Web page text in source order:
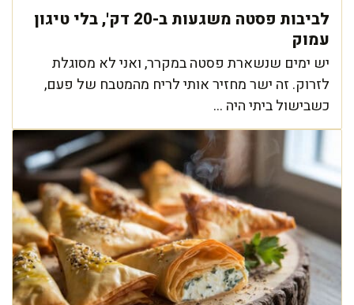
לביבות פסטה משגעות ב-20 דק', בלי טיגון
עמוק
יש ימים שנשארת פסטה במקרר, ואני לא מסוגלת
לזרוק. זה ישר מחזיר אותי לריח מהמטבח של פעם,
כשבישול ביתי היה ...